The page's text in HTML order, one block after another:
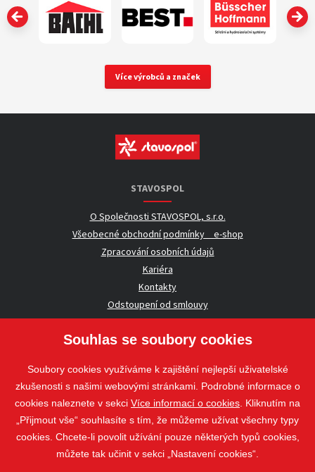
‹
Více výrobců a značek
STAVOSPOL
O Společnosti STAVOSPOL, s.r.o.
Všeobecné obchodní podmínky _ e-shop
Zpracování osobních údajů
Kariéra
Kontakty
Odstoupení od smlouvy
UŽITEČNÉ INFORMACE
Nezávazná poptávka
Whistleblowing
Sledujte nás
Souhlas se soubory cookies
Soubory cookies využíváme k zajištění nejlepší uživatelské
zkušenosti s našimi webovými stránkami. Podrobné informace o
cookies naleznete v sekci Více informací o cookies . Kliknutím na
„Přijmout vše“ souhlasíte s tím, že můžeme užívat všechny typy
cookies. Chcete-li povolit užívání pouze některých typů cookies,
můžete tak učinit v sekci „Nastavení cookies“.